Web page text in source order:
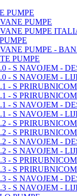
PUMPE
PUMPE
PUMPE
PUMPE -
PUMPE
- S NAVOJEM -
- S NAVOJEM -
- S
- S
- S NAVOJEM -
- S NAVOJEM -
- S
- S
- S NAVOJEM -
- S NAVOJEM -
- S
- S
- S NAVOJEM -
- S NAVOJEM -